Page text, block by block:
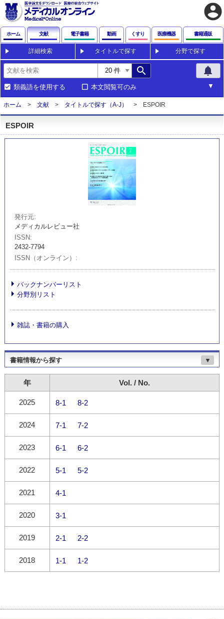
account_circle
ホーム 文献 電子書籍 動画 くすり 医療機器 書籍通販
詳細検索 タイトルで探す 分野で探す
search notifications
類義語を使用する 本文閲覧可のみ
ホーム 文献 タイトルで探す（A-J） ESPOIR
ESPOIR
発行元
メディカルレビュー社
ISSN
2432-7794
ISSN（オンライン）
バックナンバーリスト
分野別リスト
雑誌・書籍の購入
書籍情報から探す ▼
年 Vol. / No.
2025 8-1 8-2
2024 7-1 7-2
2023 6-1 6-2
2022 5-1 5-2
2021 4-1
2020 3-1
2019 2-1 2-2
2018 1-1 1-2